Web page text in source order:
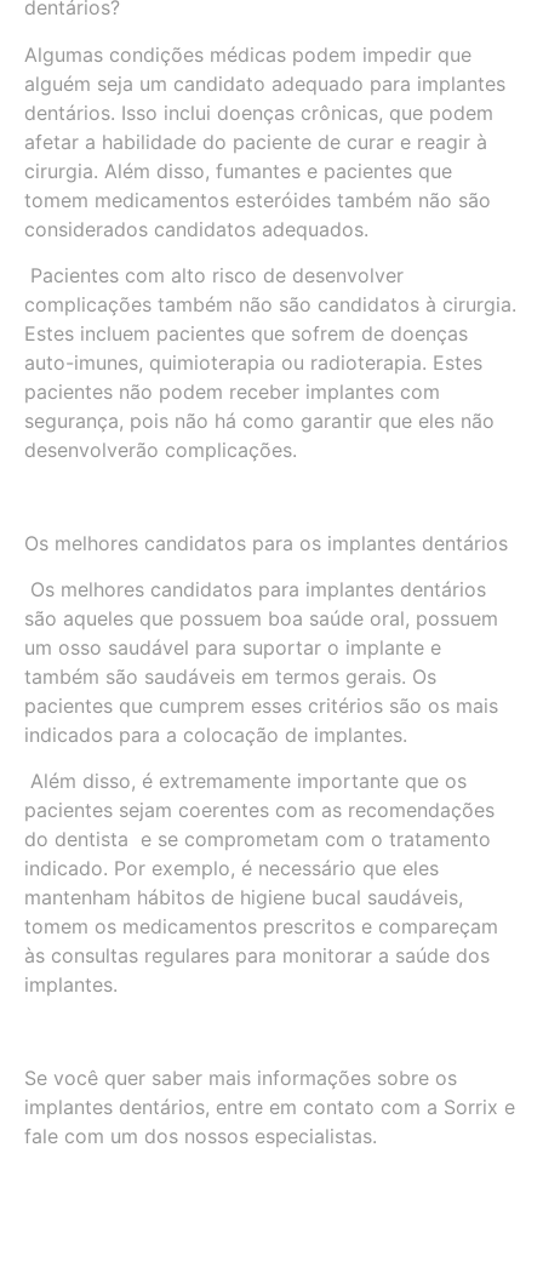
dentários?
Algumas condições médicas podem impedir que
alguém seja um candidato adequado para implantes
dentários. Isso inclui doenças crônicas, que podem
afetar a habilidade do paciente de curar e reagir à
cirurgia. Além disso, fumantes e pacientes que
tomem medicamentos esteróides também não são
considerados candidatos adequados.
Pacientes com alto risco de desenvolver
complicações também não são candidatos à cirurgia.
Estes incluem pacientes que sofrem de doenças
auto-imunes, quimioterapia ou radioterapia. Estes
pacientes não podem receber implantes com
segurança, pois não há como garantir que eles não
desenvolverão complicações.
Os melhores candidatos para os implantes dentários
Os melhores candidatos para implantes dentários
são aqueles que possuem boa saúde oral, possuem
um osso saudável para suportar o implante e
também são saudáveis em termos gerais. Os
pacientes que cumprem esses critérios são os mais
indicados para a colocação de implantes.
Além disso, é extremamente importante que os
pacientes sejam coerentes com as recomendações
do dentista e se comprometam com o tratamento
indicado. Por exemplo, é necessário que eles
mantenham hábitos de higiene bucal saudáveis,
tomem os medicamentos prescritos e compareçam
às consultas regulares para monitorar a saúde dos
implantes.
Se você quer saber mais informações sobre os
implantes dentários, entre em contato com a Sorrix e
fale com um dos nossos especialistas.